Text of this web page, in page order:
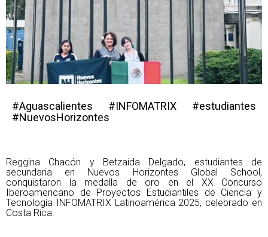
#Aguascalientes #INFOMATRIX #estudiantes
#NuevosHorizontes
Reggina Chacón y Betzaida Delgado, estudiantes de
secundaria en Nuevos Horizontes Global School,
conquistaron la medalla de oro en el XX Concurso
Iberoamericano de Proyectos Estudiantiles de Ciencia y
Tecnología INFOMATRIX Latinoamérica 2025, celebrado en
Costa Rica.